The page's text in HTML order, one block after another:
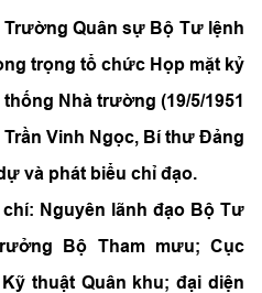
Trường Quân sự Bộ Tư lệnh
trọng tổ chức Họp mặt kỷ
Nhà trường (19/5/1951
Vinh Ngọc, Bí thư Đảng
và phát biểu chỉ đạo.
Nguyên lãnh đạo Bộ Tư
Bộ Tham mưu; Cục
thuật Quân khu; đại diện